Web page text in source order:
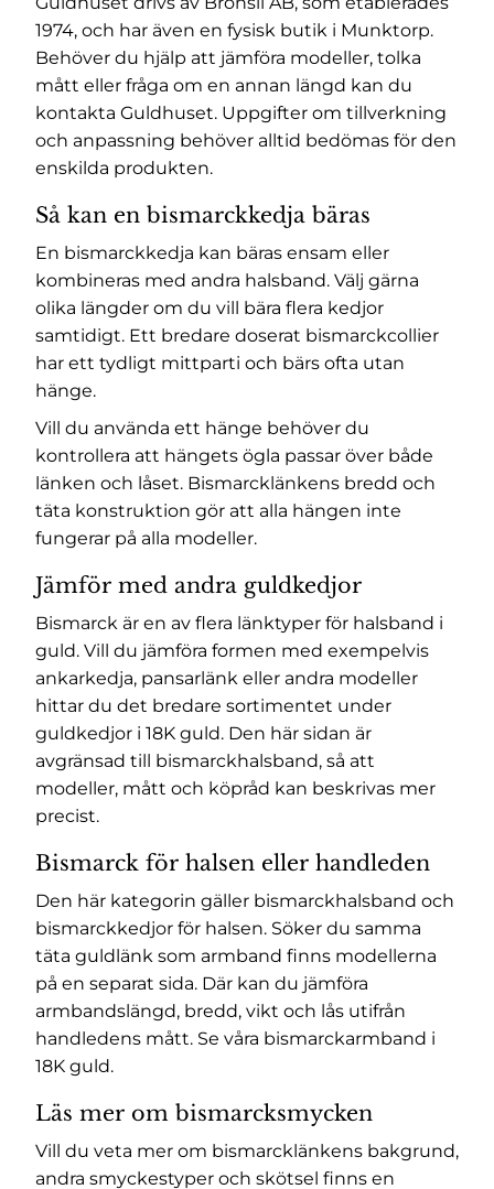
1974, och har även en fysisk butik i Munktorp.
Behöver du hjälp att jämföra modeller, tolka
mått eller fråga om en annan längd kan du
kontakta Guldhuset. Uppgifter om tillverkning
och anpassning behöver alltid bedömas för den
enskilda produkten.
Så kan en bismarckkedja bäras
En bismarckkedja kan bäras ensam eller
kombineras med andra halsband. Välj gärna
olika längder om du vill bära flera kedjor
samtidigt. Ett bredare doserat bismarckcollier
har ett tydligt mittparti och bärs ofta utan
hänge.
Vill du använda ett hänge behöver du
kontrollera att hängets ögla passar över både
länken och låset. Bismarcklänkens bredd och
täta konstruktion gör att alla hängen inte
fungerar på alla modeller.
Jämför med andra guldkedjor
Bismarck är en av flera länktyper för halsband i
guld. Vill du jämföra formen med exempelvis
ankarkedja, pansarlänk eller andra modeller
hittar du det bredare sortimentet under
guldkedjor i 18K guld. Den här sidan är
avgränsad till bismarckhalsband, så att
modeller, mått och köpråd kan beskrivas mer
precist.
Bismarck för halsen eller handleden
Den här kategorin gäller bismarckhalsband och
bismarckkedjor för halsen. Söker du samma
täta guldlänk som armband finns modellerna
på en separat sida. Där kan du jämföra
armbandslängd, bredd, vikt och lås utifrån
handledens mått. Se våra bismarckarmband i
18K guld.
Läs mer om bismarcksmycken
Vill du veta mer om bismarcklänkens bakgrund,
andra smyckestyper och skötsel finns en